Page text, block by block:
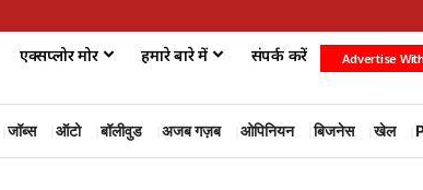
एक्सप्लोर मोर हमारे बारे में संपर्क करें Advertise
जॉब्स ऑटो बॉलीवुड अजब गज़ब ओपिनियन बिजनेस खेल